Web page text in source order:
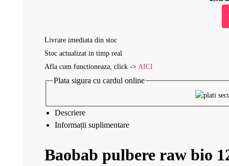
Livrare imediata din stoc
Stoc actualizat in timp real
Afla cum functioneaza, click -> AICI
Plata sigura cu cardul online
Descriere
Informații suplimentare
Baobab pulbere raw bio